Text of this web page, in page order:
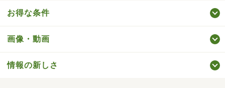
お得な条件
画像・動画
情報の新しさ